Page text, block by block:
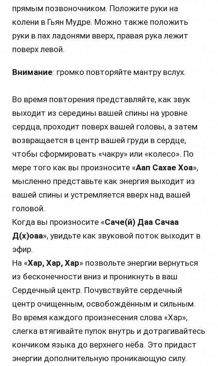
прямым позвоночником. Положите руки на
колени в Гьян Мудре. Можно также положить
руки в пах ладонями вверх, правая рука лежит
поверх левой.
Внимание: громко повторяйте мантру вслух.
Во время повторения представляйте, как звук
выходит из середины вашей спины на уровне
сердца, проходит поверх вашей головы, а затем
возвращается в центр вашей груди в сердце,
чтобы сформировать «чакру» или «колесо». По
мере того как вы произносите «Аап Сахае Хоа»,
мысленно представьте как энергия выходит из
вашей спины и устремляется вверх над вашей
головой.
Когда вы произносите «Саче(й) Даа Сачаа
Д(х)оаа», увидьте как звуковой поток выходит в
эфир.
На «Хар, Хар, Хар» позвольте энергии вернуться
из бесконечности вниз и проникнуть в ваш
Сердечный центр. Почувствуйте сердечный
центр очищенным, освобождённым и сильным.
Во время каждого произнесения слова «Хар»,
слегка втягивайте пупок внутрь и дотрагивайтесь
кончиком языка до верхнего нёба. Это придаст
энергии дополнительную проникающую силу.